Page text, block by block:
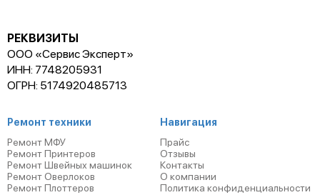
РЕКВИЗИТЫ
ООО «Сервис Эксперт»
ИНН: 7748205931
ОГРН: 5174920485713
Ремонт техники
Ремонт МФУ
Ремонт Принтеров
Ремонт Швейных машинок
Ремонт Оверлоков
Ремонт Плоттеров
Навигация
Прайс
Отзывы
Контакты
О компании
Политика конфиденциальности